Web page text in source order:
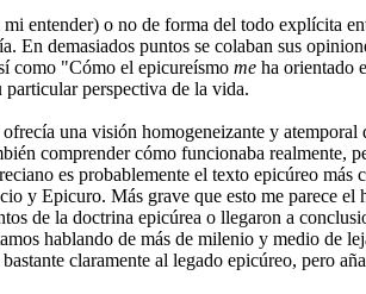
entender) o no de forma del todo explícita
En demasiados puntos se colaban sus
como "Cómo el epicureísmo me ha orientado
perspectiva de la vida.
una visión homogeneizante y
comprender cómo funcionaba realmente,
es probablemente el texto epicúreo más
y Epicuro. Más grave que esto me parece
de la doctrina epicúrea o llegaron a
hablando de más de milenio y medio
claramente al legado epicúreo, pero